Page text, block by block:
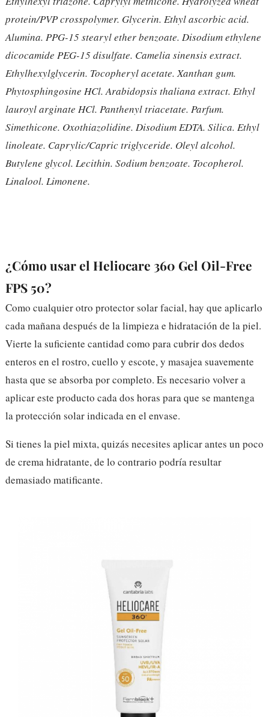
protein/PVP crosspolymer. Glycerin. Ethyl ascorbic acid.
Alumina. PPG-15 stearyl ether benzoate. Disodium ethylene
dicocamide PEG-15 disulfate. Camelia sinensis extract.
Ethylhexylglycerin. Tocopheryl acetate. Xanthan gum.
Phytosphingosine HCl. Arabidopsis thaliana extract. Ethyl
lauroyl arginate HCl. Panthenyl triacetate. Parfum.
Simethicone. Oxothiazolidine. Disodium EDTA. Silica. Ethyl
linoleate. Caprylic/Capric triglyceride. Oleyl alcohol.
Butylene glycol. Lecithin. Sodium benzoate. Tocopherol.
Linalool. Limonene.
¿Cómo usar el Heliocare 360 Gel Oil-Free
FPS 50?
Como cualquier otro protector solar facial, hay que aplicarlo
cada mañana después de la limpieza e hidratación de la piel.
Vierte la suficiente cantidad como para cubrir dos dedos
enteros en el rostro, cuello y escote, y masajea suavemente
hasta que se absorba por completo. Es necesario volver a
aplicar este producto cada dos horas para que se mantenga
la protección solar indicada en el envase.
Si tienes la piel mixta, quizás necesites aplicar antes un poco
de crema hidratante, de lo contrario podría resultar
demasiado matificante.